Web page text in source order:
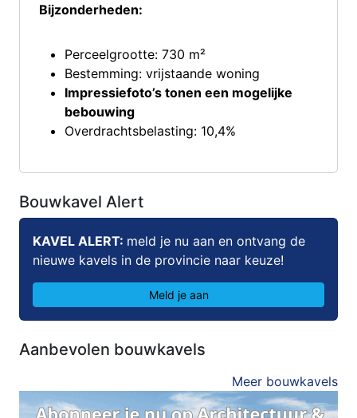
Bijzonderheden:
Perceelgrootte: 730 m²
Bestemming: vrijstaande woning
Impressiefoto’s tonen een mogelijke
bebouwing
Overdrachtsbelasting: 10,4%
Bouwkavel Alert
KAVEL ALERT: meld je nu aan en ontvang de
nieuwe kavels in de provincie naar keuze!
Meld je aan
Aanbevolen bouwkavels
Meer bouwkavels